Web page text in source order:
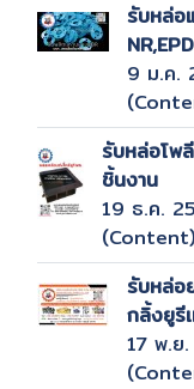
รับหล่อ
9 ม.ค.
รับหล่อโพ
ชิ้นงาน
19 ธ.ค.
(Content)
รับหล่อ
กลิ้งยูรี
17 พ.ย